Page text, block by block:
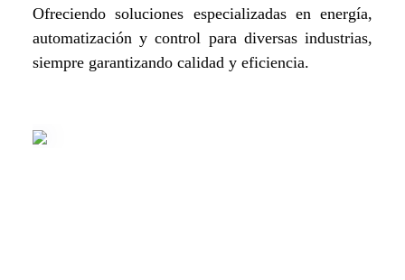
Ofreciendo soluciones especializadas en energía,
automatización y control para diversas industrias,
siempre garantizando calidad y eficiencia.